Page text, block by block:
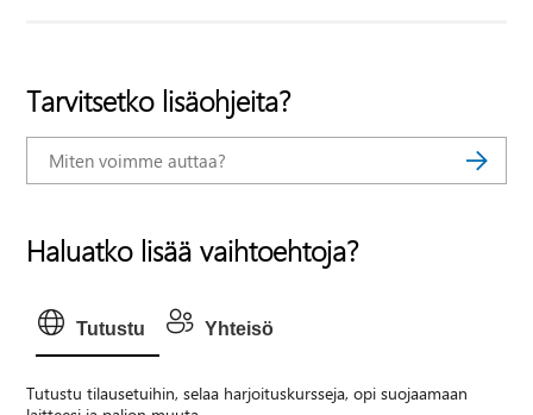
Tarvitsetko lisäohjeita?
Haluatko lisää vaihtoehtoja?
Tutustu Yhteisö
Tutustu tilausetuihin, selaa harjoituskursseja, opi suojaamaan